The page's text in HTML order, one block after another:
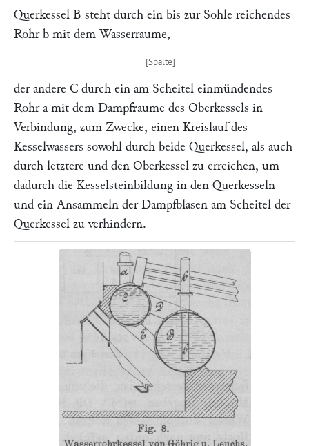
Querkessel B steht durch ein bis zur Sohle reichendes
Rohr b mit dem Wasserraume,
der andere C durch ein am Scheitel einmündendes
Rohr amit dem Dampfraume des Oberkessels in
Verbindung, zum Zwecke, einen Kreislauf des
Kesselwassers sowohl durch beide Querkessel, als auch
durch letztere und den Oberkessel zu erreichen, um
dadurch die Kesselsteinbildung in den Querkesseln
und ein Ansammeln der Dampfblasen am Scheitel der
Querkessel zu verhindern.